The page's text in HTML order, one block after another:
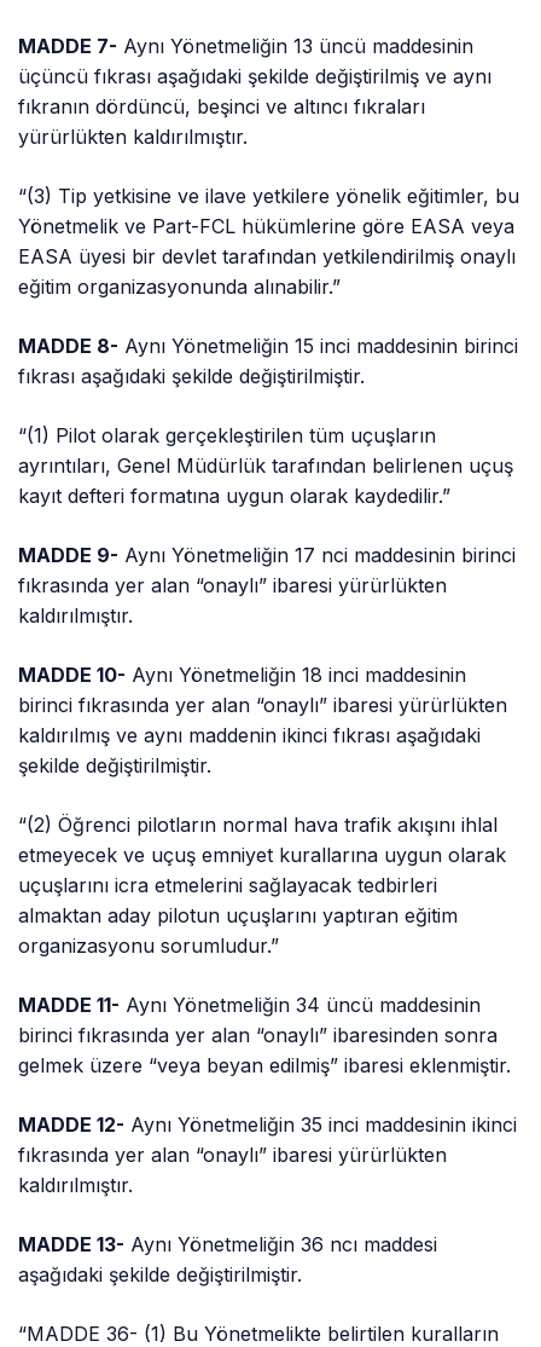
MADDE 7- Aynı Yönetmeliğin 13 üncü maddesinin
üçüncü fıkrası aşağıdaki şekilde değiştirilmiş ve aynı
fıkranın dördüncü, beşinci ve altıncı fıkraları
yürürlükten kaldırılmıştır.
“(3) Tip yetkisine ve ilave yetkilere yönelik eğitimler, bu
Yönetmelik ve Part-FCL hükümlerine göre EASA veya
EASA üyesi bir devlet tarafından yetkilendirilmiş onaylı
eğitim organizasyonunda alınabilir.”
MADDE 8- Aynı Yönetmeliğin 15 inci maddesinin birinci
fıkrası aşağıdaki şekilde değiştirilmiştir.
“(1) Pilot olarak gerçekleştirilen tüm uçuşların
ayrıntıları, Genel Müdürlük tarafından belirlenen uçuş
kayıt defteri formatına uygun olarak kaydedilir.”
MADDE 9- Aynı Yönetmeliğin 17 nci maddesinin birinci
fıkrasında yer alan “onaylı” ibaresi yürürlükten
kaldırılmıştır.
MADDE 10- Aynı Yönetmeliğin 18 inci maddesinin
birinci fıkrasında yer alan “onaylı” ibaresi yürürlükten
kaldırılmış ve aynı maddenin ikinci fıkrası aşağıdaki
şekilde değiştirilmiştir.
“(2) Öğrenci pilotların normal hava trafik akışını ihlal
etmeyecek ve uçuş emniyet kurallarına uygun olarak
uçuşlarını icra etmelerini sağlayacak tedbirleri
almaktan aday pilotun uçuşlarını yaptıran eğitim
organizasyonu sorumludur.”
MADDE 11- Aynı Yönetmeliğin 34 üncü maddesinin
birinci fıkrasında yer alan “onaylı” ibaresinden sonra
gelmek üzere “veya beyan edilmiş” ibaresi eklenmiştir.
MADDE 12- Aynı Yönetmeliğin 35 inci maddesinin ikinci
fıkrasında yer alan “onaylı” ibaresi yürürlükten
kaldırılmıştır.
MADDE 13- Aynı Yönetmeliğin 36 ncı maddesi
aşağıdaki şekilde değiştirilmiştir.
“MADDE 36- (1) Bu Yönetmelikte belirtilen kuralların